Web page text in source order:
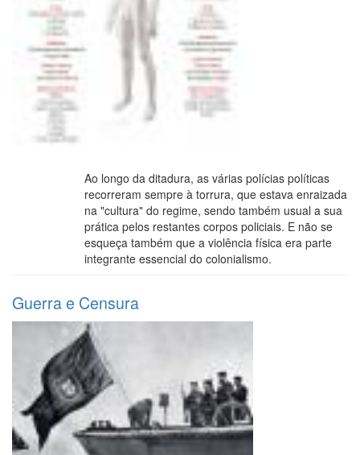
Ao longo da ditadura, as várias polícias políticas
recorreram sempre à torrura, que estava enraizada
na "cultura" do regime, sendo também usual a sua
prática pelos restantes corpos policiais. E não se
esqueça também que a violência física era parte
integrante essencial do colonialismo.
Guerra e Censura